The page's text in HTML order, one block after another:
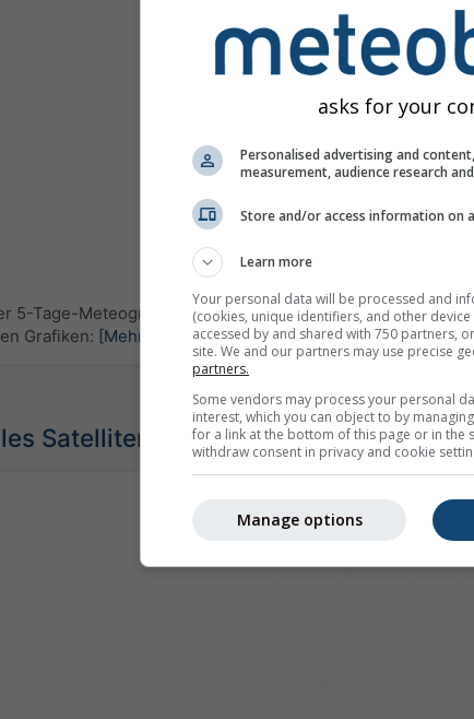
5-Tage-Meteogramm für Coburg Brandensteinsebene
Grafiken: [Mehr]
Satellitenbild, Deutschland
asks for your
Personalised advertising and
measurement, audience research
Store and/or access information on
Learn more
Your personal data will be processed and
(cookies, unique identifiers, and other
accessed by and shared with 750 partners,
site. We and our partners may use precise
partners.
Some vendors may process your personal
interest, which you can object to by
for a link at the bottom of this page or in the
withdraw consent in privacy and cookie
Manage options